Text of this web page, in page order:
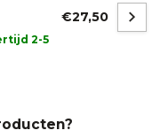
2-5
€27,50